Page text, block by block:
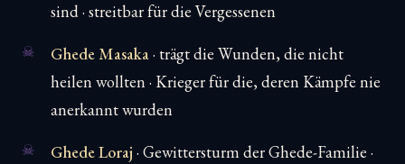
sind · streitbar für die Vergessenen
Ghede Masaka· trägt die Wunden, die nicht
heilen wollten · Krieger für die, deren Kämpfe nie
anerkannt wurden
Ghede Loraj · Gewittersturm der Ghede-Familie ·